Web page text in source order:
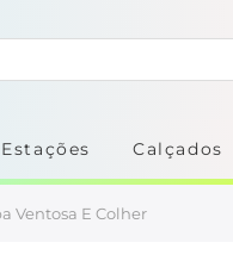
Estações Calçados
Ventosa E Colher